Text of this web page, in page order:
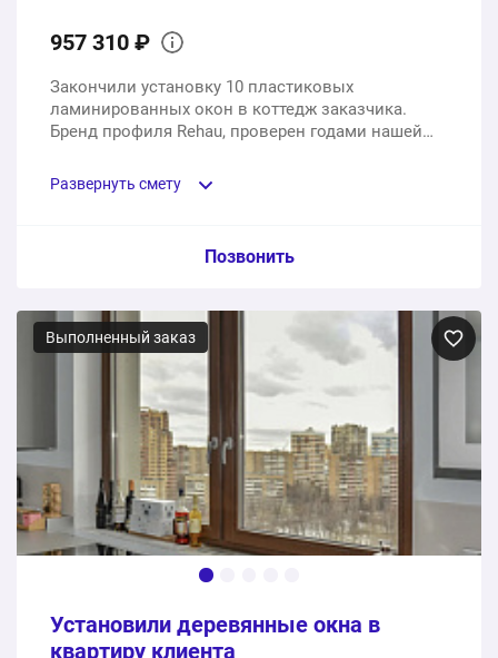
957 310 ₽
Закончили установку 10 пластиковых
ламинированных окон в коттедж заказчика.
Бренд профиля Rehau, проверен годами нашей
Развернуть смету
Пункт сметы / Ед. изм. / Цена
Ламинированные ПВХ окна с установкой под ключ
10 шт.
Общая стоимость: 957310 ₽
Позвонить
Выполненный заказ
Установили деревянные окна в
квартиру клиента